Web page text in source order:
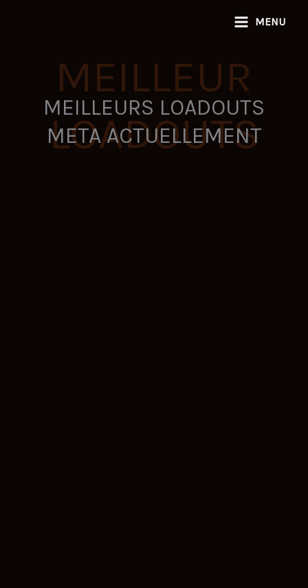
MENU
MEILLEUR
LOADOUTS
MEILLEURS LOADOUTS
META ACTUELLEMENT